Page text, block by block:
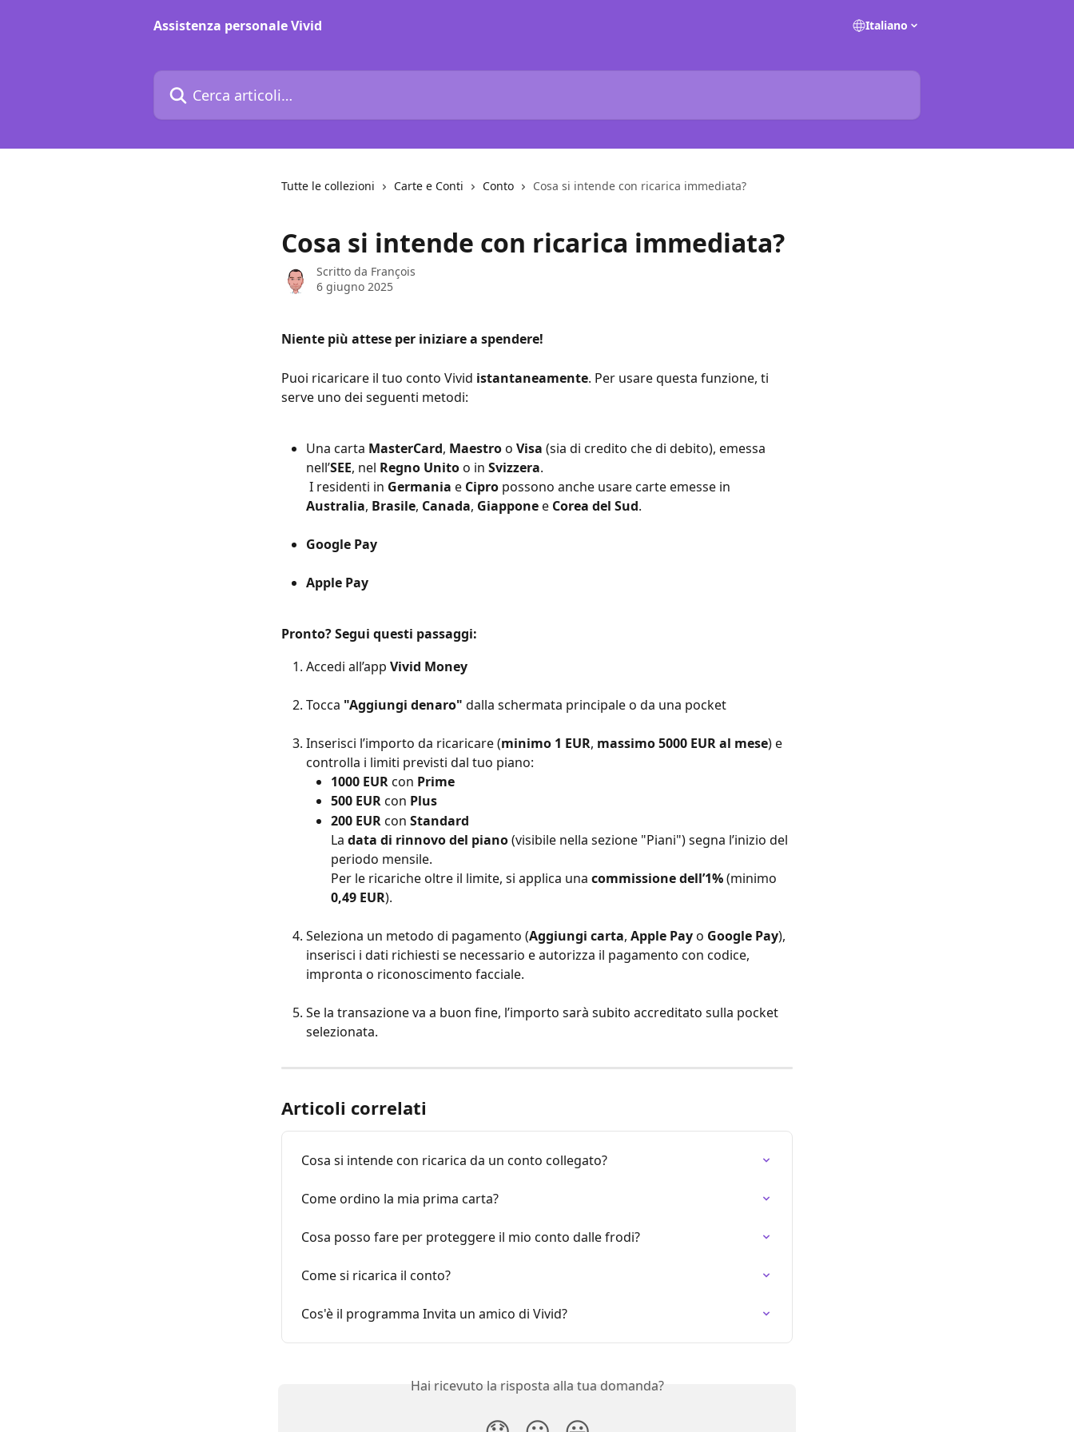
Assistenza personale Vivid
Italiano
Cerca articoli…
Tutte le collezioni Carte e Conti Conto Cosa si intende con ricarica immediata?
Cosa si intende con ricarica immediata?
Scritto da François
6 giugno 2025
Niente più attese per iniziare a spendere!
Puoi ricaricare il tuo conto Vivid istantaneamente. Per usare questa funzione, ti
serve uno dei seguenti metodi:
Una carta MasterCard, Maestro o Visa (sia di credito che di debito), emessa
nell’SEE, nel Regno Unito o in Svizzera.
I residenti in Germania e Cipro possono anche usare carte emesse in
Australia, Brasile, Canada, Giappone e Corea del Sud.
Google Pay
Apple Pay
Pronto? Segui questi passaggi:
Accedi all’app Vivid Money
Tocca "Aggiungi denaro" dalla schermata principale o da una pocket
Inserisci l’importo da ricaricare (minimo 1 EUR, massimo 5000 EUR al mese) e
controlla i limiti previsti dal tuo piano:
1000 EUR con Prime
500 EUR con Plus
200 EUR con Standard
La data di rinnovo del piano (visibile nella sezione "Piani") segna l’inizio del
periodo mensile.
Per le ricariche oltre il limite, si applica una commissione dell’1% (minimo
0,49 EUR).
Seleziona un metodo di pagamento (Aggiungi carta, Apple Pay o Google Pay),
inserisci i dati richiesti se necessario e autorizza il pagamento con codice,
impronta o riconoscimento facciale.
Se la transazione va a buon fine, l’importo sarà subito accreditato sulla pocket
selezionata.
Articoli correlati
Cosa si intende con ricarica da un conto collegato?
Come ordino la mia prima carta?
Cosa posso fare per proteggere il mio conto dalle frodi?
Come si ricarica il conto?
Cos'è il programma Invita un amico di Vivid?
Hai ricevuto la risposta alla tua domanda?